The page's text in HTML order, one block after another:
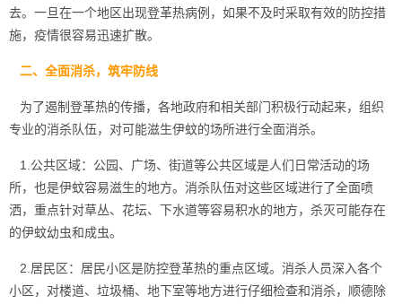
去。一旦在一个地区出现登革热病例，如果不及时采取有效的防控措
施，疫情很容易迅速扩散。
二、全面消杀，筑牢防线
为了遏制登革热的传播，各地政府和相关部门积极行动起来，组织
专业的消杀队伍，对可能滋生伊蚊的场所进行全面消杀。
1.公共区域：公园、广场、街道等公共区域是人们 日常活动的场
所，也是伊蚊容易滋生的地方。消杀队伍对这些区域进行了全面喷
洒，重点针对草丛、花坛、下水道等容易积水的地方，杀灭可能存在
的伊蚊幼虫和成虫。
2.居民区：居民小区是防控登革热的重点区域。消杀人员深入各个
小区，对楼道、垃圾桶、地下室等地方进行仔细检查和消杀，顺德除